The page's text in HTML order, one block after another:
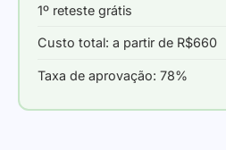
1º reteste grátis
Custo total: a partir de R$660
Taxa de aprovação: 78%